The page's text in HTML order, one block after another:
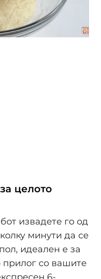
целото
извадете го од
минути да се
идеален е за
прилог со вашите